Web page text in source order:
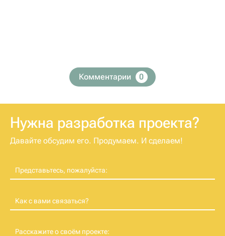
Комментарии 0
Нужна разработка проекта?
Давайте обсудим его. Продумаем. И сделаем!
Представьтесь, пожалуйста:
Как с вами связаться?
Расскажите о своём проекте: